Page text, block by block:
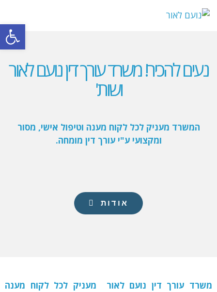
פתח
נעים להכיר! משרד עורך דין נועם לאור
ושות'
המשרד מעניק לכל לקוח מענה וטיפול אישי, מסור
ומקצועי ע"י עורך דין מומחה.
אודות
משרד עורך דין נועם לאור מעניק לכל לקוח מענה